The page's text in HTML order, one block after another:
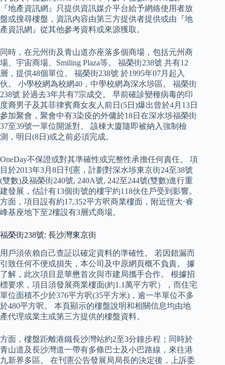
『地產資訊網』只提供資訊媒介平台給予網絡使用者放
盤或搜尋樓盤，資訊內容由第三方提供者提供或由『地
產資訊網』從其他參考資料或來源獲取。
同時，在元州街及青山道亦座落多個商場，包括元州商
場、宇宙商場、Smiling Plaza等。 福榮街238號 共有12
層，提供48個單位。 福榮街238號 於1995年07月起入
伙。 小學校網為校網40，中學校網為深水埗區。 福榮街
238號 於過去3年共有7宗成交。 早前確診變種病毒的印
度裔男子及其菲律賓裔女友人前日(5日)爆出曾於4月13日
參加聚會，聚會中有3染疫的外傭於18日在深水埗福榮街
37至39號一單位開派對。 該棟大廈隨即被納入強制檢
測，明日(8日)或之前必須完成。
OneDay不保證或對其準確性或完整性承擔任何責任。 項
目於2013年3月8日刊憲，計劃對深水埗東京街24至38號
(雙數)及福榮街240號, 240A號, 242至244號(雙數)進行重
建發展，估計有13個街號的樓宇約118伙住戶受到影響。
方面，項目設有約17,352平方呎商業樓面，附近恆大⋅睿
峰基座地下至2樓設有3層式商場。
福榮街238號: 長沙灣東京街
用戶須依賴自己查証以確定資料的準確性。 若因錯漏而
引致任何不便或損失，本公司及中原網頁概不負責。 據
了解，此次項目是華懋首次與市建局攜手合作。 根據招
標要求，項目須發展商業樓面(約1.1萬平方呎），而住宅
單位面積不少於376平方呎(35平方米)，逾一半單位不多
於480平方呎。 本頁顯示的樓盤說明和相關信息均由地
產代理或業主或第三方提供的樓盤資料。
方面，樓盤距離港鐵長沙灣站約2至3分鐘步程；同時於
青山道及長沙灣道一帶有多條巴士及小巴路線，來往港
九新界多區。 在刊憲公告發展局局長的決定後，上訴委